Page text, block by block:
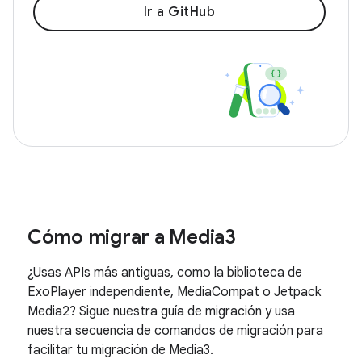
Ir a GitHub
Cómo migrar a Media3
¿Usas APIs más antiguas, como la biblioteca de
ExoPlayer independiente, MediaCompat o Jetpack
Media2? Sigue nuestra guía de migración y usa
nuestra secuencia de comandos de migración para
facilitar tu migración de Media3.